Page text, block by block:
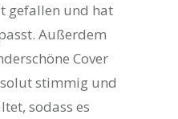
gefallen und hat
Außerdem
Cover
stimmig und
sodass es